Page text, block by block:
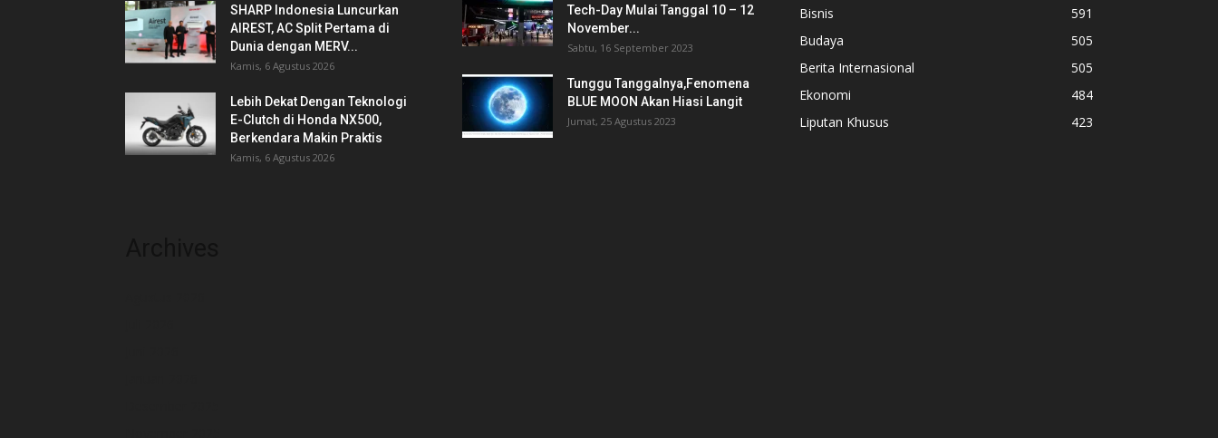
SHARP Indonesia Luncurkan
AIREST, AC Split Pertama di
Dunia dengan MERV...
Kamis, 6 Agustus 2026
Lebih Dekat Dengan Teknologi
E-Clutch di Honda NX500,
Berkendara Makin Praktis
Kamis, 6 Agustus 2026
Tech-Day Mulai Tanggal 10 – 12
November...
Sabtu, 16 September 2023
Tunggu Tanggalnya,Fenomena
BLUE MOON Akan Hiasi Langit
Jumat, 25 Agustus 2023
Bisnis
591
Budaya
505
Berita Internasional
505
Ekonomi
484
Liputan Khusus
423